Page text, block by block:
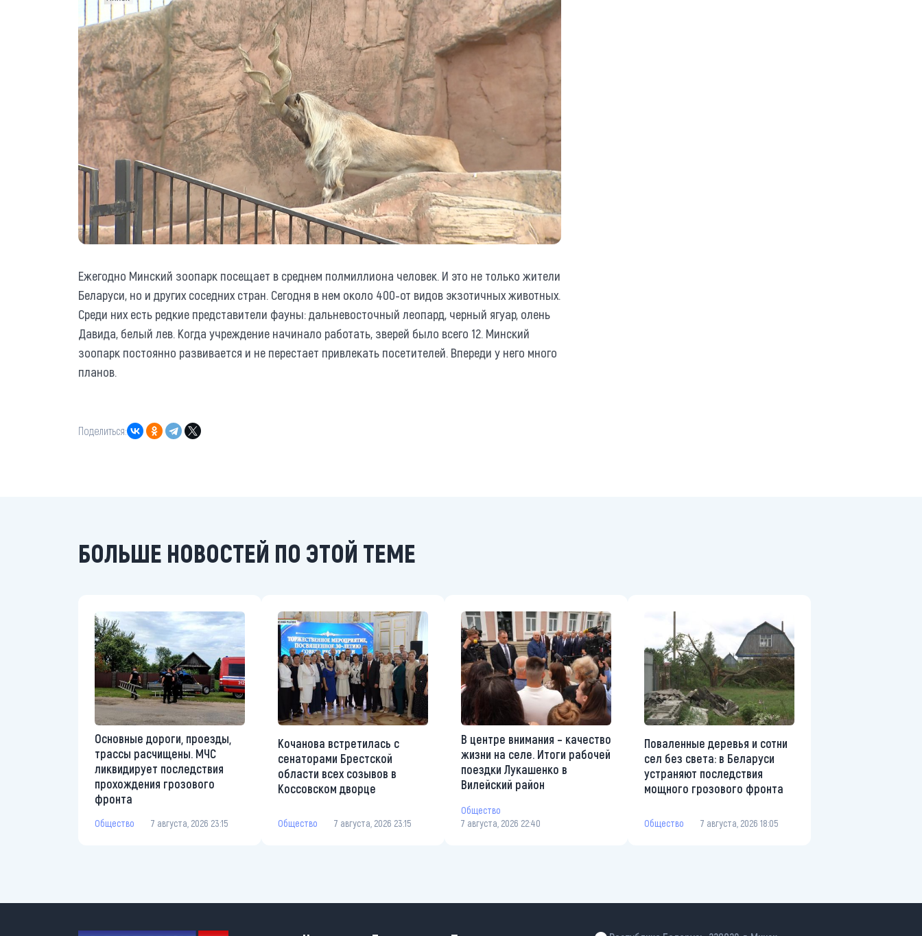
Ежегодно Минский зоопарк посещает в среднем полмиллиона человек. И это не только жители
Беларуси, но и других соседних стран. Сегодня в нем около 400-от видов экзотичных животных.
Среди них есть редкие представители фауны: дальневосточный леопард, черный ягуар, олень
Давида, белый лев. Когда учреждение начинало работать, зверей было всего 12. Минский
зоопарк постоянно развивается и не перестает привлекать посетителей. Впереди у него много
планов.
Поделиться:
БОЛЬШЕ НОВОСТЕЙ ПО ЭТОЙ ТЕМЕ
Основные дороги, проезды,
трассы расчищены. МЧС
ликвидирует последствия
прохождения грозового
фронта
Общество 7 августа, 2026 23:15
Кочанова встретилась с
сенаторами Брестской
области всех созывов в
Коссовском дворце
Общество 7 августа, 2026 23:15
В центре внимания – качество
жизни на селе. Итоги рабочей
поездки Лукашенко в
Вилейский район
Общество
7 августа, 2026 22:40
Поваленные деревья и сотни
сел без света: в Беларуси
устраняют последствия
мощного грозового фронта
Общество 7 августа, 2026 18:05